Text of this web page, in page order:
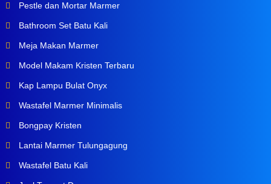
Pestle dan Mortar Marmer
Bathroom Set Batu Kali
Meja Makan Marmer
Model Makam Kristen Terbaru
Kap Lampu Bulat Onyx
Wastafel Marmer Minimalis
Bongpay Kristen
Lantai Marmer Tulungagung
Wastafel Batu Kali